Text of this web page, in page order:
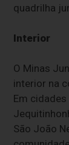
quadrilha
Interior
O Minas
interior na
Em cidades
São João